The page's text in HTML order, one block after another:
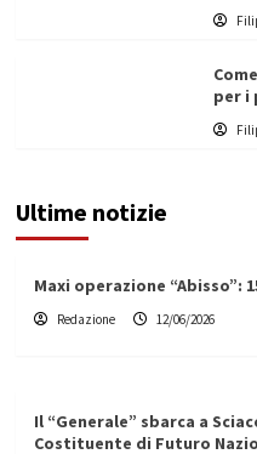
per i
Ultime notizie
Maxi operazione
Redazione 12/06/2026
Il “Generale” sbarca a
Costituente di Futuro